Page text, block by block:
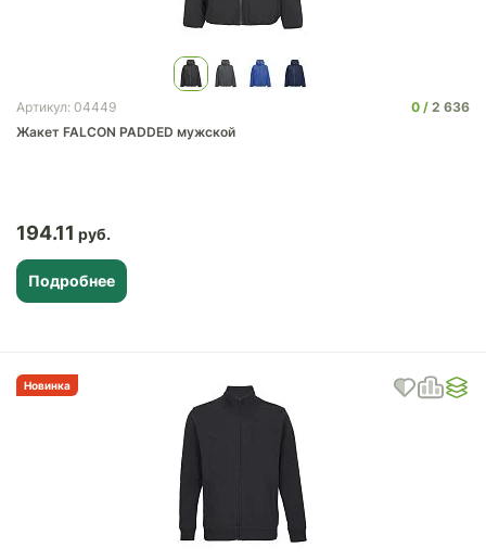
Артикул: 04449 0
2 636
Жакет FALCON PADDED мужской
194.11
Подробнее
Новинка